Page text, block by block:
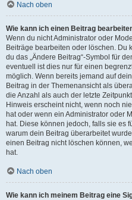
Nach oben
Wie kann ich einen Beitrag
Wenn du nicht Administrator oder
Beiträge bearbeiten oder löschen. Du
du das „Ändere Beitrag“-Symbol für
eventuell ist dies nur für einen
möglich. Wenn bereits jemand auf
Beitrag in der Themenansicht als
die Anzahl als auch der letzte
Hinweis erscheint nicht, wenn noch
hat oder wenn ein Administrator oder
hat. Diese können jedoch, falls sie es
warum dein Beitrag überarbeitet
einen Beitrag nicht löschen können,
hat.
Nach oben
Wie kann ich meinem Beitrag eine